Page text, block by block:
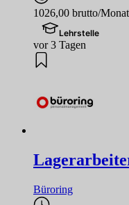
1026,00 brutto/Monat
Lehrstelle
vor 3 Tagen
Büroring